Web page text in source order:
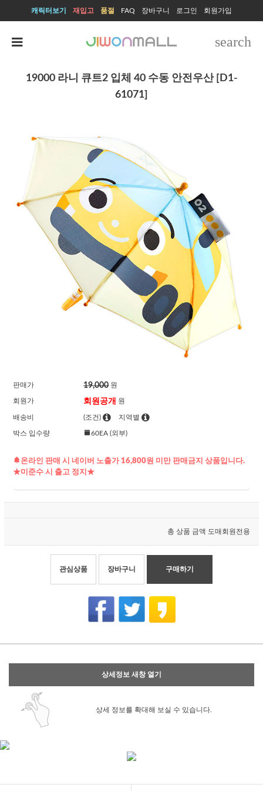
캐릭터보기 재입고 품절 FAQ 장바구니 로그인 회원가입
search
19000 라니 큐트2 입체 40 수동 안전우산 [D1-
61071]
판매가 19,000원
회원가 회원공개 원
배송비 (조건) 지역별
박스 입수량 60EA (외부)
온라인 판매 시 네이버 노출가 16,800원 미만 판매금지 상품입니다.
★미준수 시 출고 정지★
총 상품 금액 도매회원전용
관심상품 장바구니 구매하기
상세정보 새창 열기
상세 정보를 확대해 보실 수 있습니다.